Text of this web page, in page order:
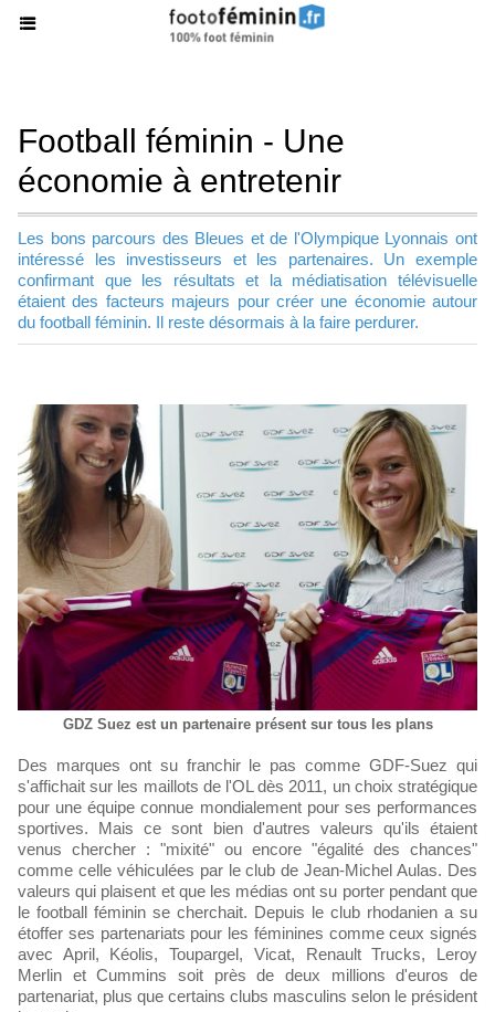
Football féminin - Une
économie à entretenir
Les bons parcours des Bleues et de l'Olympique Lyonnais ont
intéressé les investisseurs et les partenaires. Un exemple
confirmant que les résultats et la médiatisation télévisuelle
étaient des facteurs majeurs pour créer une économie autour
du football féminin. Il reste désormais à la faire perdurer.
GDZ Suez est un partenaire présent sur tous les plans
Des marques ont su franchir le pas comme GDF-Suez qui
s'affichait sur les maillots de l'OL dès 2011, un choix stratégique
pour une équipe connue mondialement pour ses performances
sportives. Mais ce sont bien d'autres valeurs qu'ils étaient
venus chercher : "mixité" ou encore "égalité des chances"
comme celle véhiculées par le club de Jean-Michel Aulas. Des
valeurs qui plaisent et que les médias ont su porter pendant que
le football féminin se cherchait. Depuis le club rhodanien a su
étoffer ses partenariats pour les féminines comme ceux signés
avec April, Kéolis, Toupargel, Vicat, Renault Trucks, Leroy
Merlin et Cummins soit près de deux millions d'euros de
partenariat, plus que certains clubs masculins selon le président